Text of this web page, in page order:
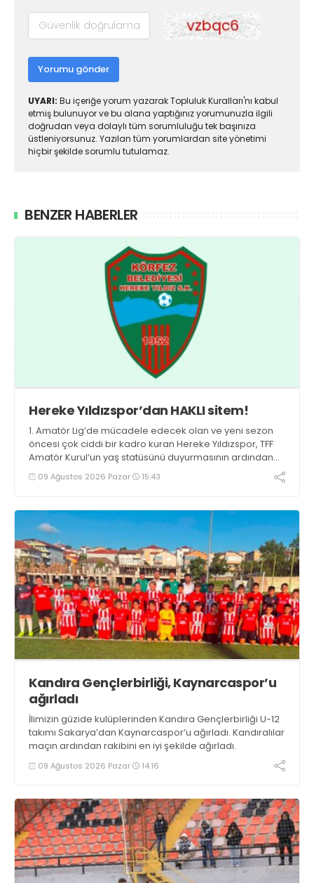
Yorumu gönder
UYARI: Bu içeriğe yorum yazarak Topluluk Kuralları'nı kabul
etmiş bulunuyor ve bu alana yaptığınız yorumunuzla ilgili
doğrudan veya dolaylı tüm sorumluluğu tek başınıza
üstleniyorsunuz. Yazılan tüm yorumlardan site yönetimi
hiçbir şekilde sorumlu tutulamaz.
BENZER HABERLER
Hereke Yıldızspor’dan HAKLI sitem!
1. Amatör Lig’de mücadele edecek olan ve yeni sezon
öncesi çok ciddi bir kadro kuran Hereke Yıldızspor, TFF
Amatör Kurul’un yaş statüsünü duyurmasının ardından
büyük bir şok yaşadı.
09 Ağustos 2026 Pazar 15:43
Kandıra Gençlerbirliği, Kaynarcaspor’u
ağırladı
İlimizin güzide kulüplerinden Kandıra Gençlerbirliği U-12
takımı Sakarya’dan Kaynarcaspor’u ağırladı. Kandıralılar
maçın ardından rakibini en iyi şekilde ağırladı.
09 Ağustos 2026 Pazar 14:16